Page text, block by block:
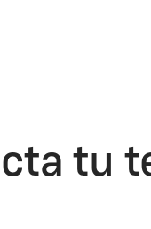
tu